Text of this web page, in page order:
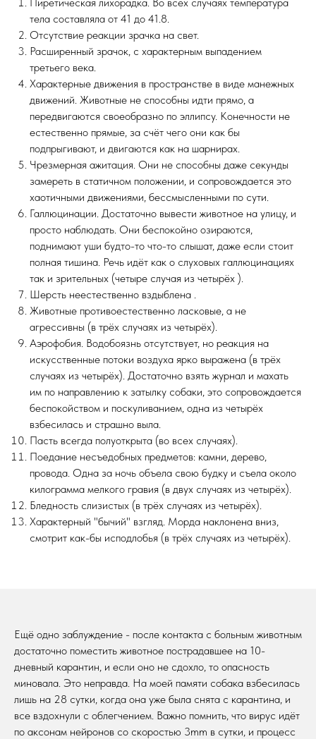
тела составляла от 41 до 41.8.
Отсутствие реакции зрачка на свет.
Расширенный зрачок, с характерным выпадением
третьего века.
Характерные движения в пространстве в виде манежных
движений. Животные не способны идти прямо, а
передвигаются своеобразно по эллипсу. Конечности не
естественно прямые, за счёт чего они как бы
подпрыгивают, и двигаются как на шарнирах.
Чрезмерная ажитация. Они не способны даже секунды
замереть в статичном положении, и сопровождается это
хаотичными движениями, бессмысленными по сути.
Галлюцинации. Достаточно вывести животное на улицу, и
просто наблюдать. Они беспокойно озираются,
поднимают уши будто-то что-то слышат, даже если стоит
полная тишина. Речь идёт как о слуховых галлюцинациях
так и зрительных (четыре случая из четырёх ).
Шерсть неестественно вздыблена .
Животные противоестественно ласковые, а не
агрессивны (в трёх случаях из четырёх).
Аэрофобия. Водобоязнь отсутствует, но реакция на
искусственные потоки воздуха ярко выражена (в трёх
случаях из четырёх). Достаточно взять журнал и махать
им по направлению к затылку собаки, это сопровождается
беспокойством и поскуливанием, одна из четырёх
взбесилась и страшно выла.
Пасть всегда полуоткрыта (во всех случаях).
Поедание несъедобных предметов: камни, дерево,
провода. Одна за ночь объела свою будку и съела около
килограмма мелкого гравия (в двух случаях из четырёх).
Бледность слизистых (в трёх случаях из четырёх).
Характерный "бычий" взгляд. Морда наклонена вниз,
смотрит как-бы исподлобья (в трёх случаях из четырёх).
Ещё одно заблуждение - после контакта с больным животным
достаточно поместить животное пострадавшее на 10-
дневный карантин, и если оно не сдохло, то опасность
миновала. Это неправда. На моей памяти собака взбесилась
лишь на 28 сутки, когда она уже была снята с карантина, и
все вздохнули с облегчением. Важно помнить, что вирус идёт
по аксонам нейронов со скоростью 3mm в сутки, и процесс